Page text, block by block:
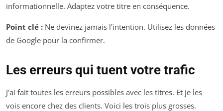
informationnelle. Adaptez votre titre en conséquence.
Point clé : Ne devinez jamais l'intention. Utilisez les données
de Google pour la confirmer.
Les erreurs qui tuent votre trafic
J'ai fait toutes les erreurs possibles avec les titres. Et je les
vois encore chez des clients. Voici les trois plus grosses.